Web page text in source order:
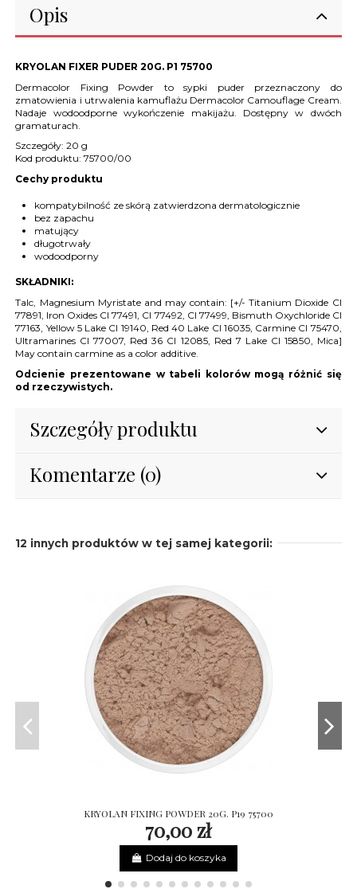
Opis
KRYOLAN FIXER PUDER 20G. P1 75700
Dermacolor Fixing Powder to sypki puder przeznaczony do
zmatowienia i utrwalenia kamuflażu Dermacolor Camouflage Cream.
Nadaje wodoodporne wykończenie makijażu. Dostępny w dwóch
gramaturach.
Szczegóły:20 g
Kod produktu:75700/00
Cechy produktu
kompatybilność ze skórą zatwierdzona dermatologicznie
bez zapachu
matujący
długotrwały
wodoodporny
SKŁADNIKI:
Talc, Magnesium Myristate and may contain: [+/- Titanium Dioxide CI
77891, Iron Oxides CI 77491, CI 77492, CI 77499, Bismuth Oxychloride CI
77163, Yellow 5 Lake CI 19140, Red 40 Lake CI 16035, Carmine CI 75470,
Ultramarines CI 77007, Red 36 CI 12085, Red 7 Lake CI 15850, Mica]
May contain carmine as a color additive.
Odcienie prezentowane w tabeli kolorów mogą różnić się
od rzeczywistych.
Szczegóły produktu
Komentarze (0)
12 innych produktów w tej samej kategorii:
KRYOLAN FIXING POWDER 20G. P19 75700
70,00 zł
Dodaj do koszyka